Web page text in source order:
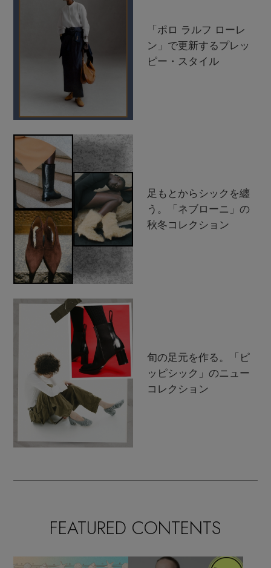
「ポロ ラルフ ローレ
ン」で更新するプレッ
ピー・スタイル
足もとからシックを纏
う。「ネブローニ」の
秋冬コレクション
旬の足元を作る。「ピ
ッピシック」のニュー
コレクション
FEATURED CONTENTS